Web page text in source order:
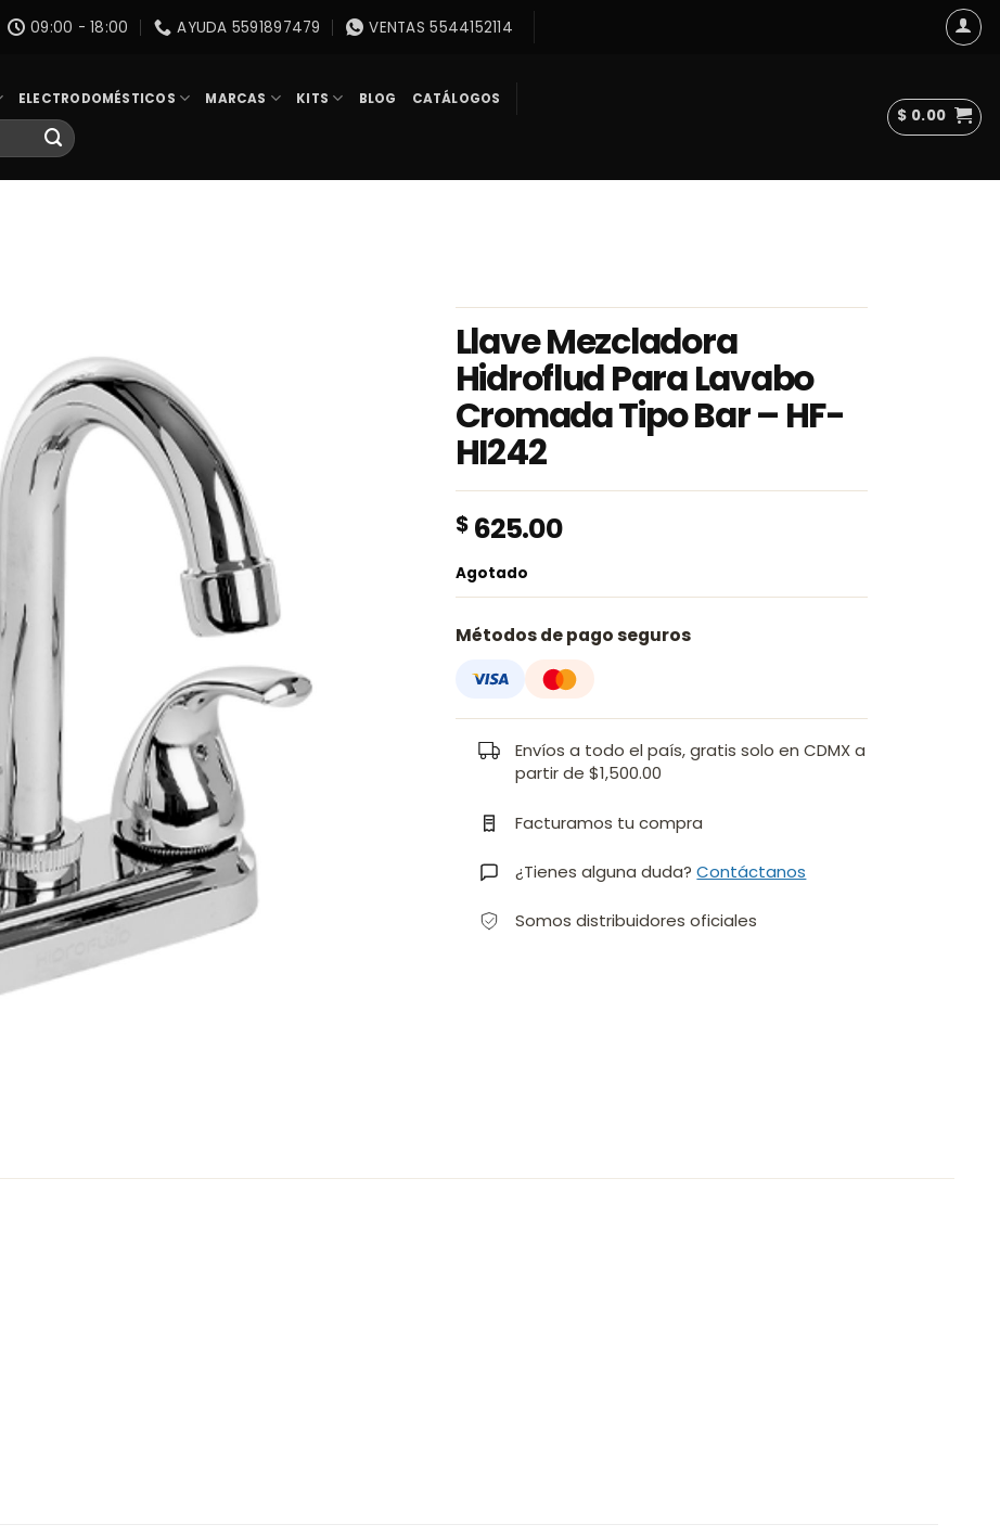
09:00 - 18:00 AYUDA 5591897479 VENTAS 5544152114
ELECTRODOMÉSTICOS MARCAS KITS BLOG CATÁLOGOS
$ 0.00
Llave Mezcladora
Hidroflud Para Lavabo
Cromada Tipo Bar – HF-
HI242
$625.00
Agotado
Métodos de pago seguros
Envíos a todo el país, gratis solo en CDMX a
partir de $1,500.00
Facturamos tu compra
¿Tienes alguna duda?Contáctanos
Somos distribuidores oficiales